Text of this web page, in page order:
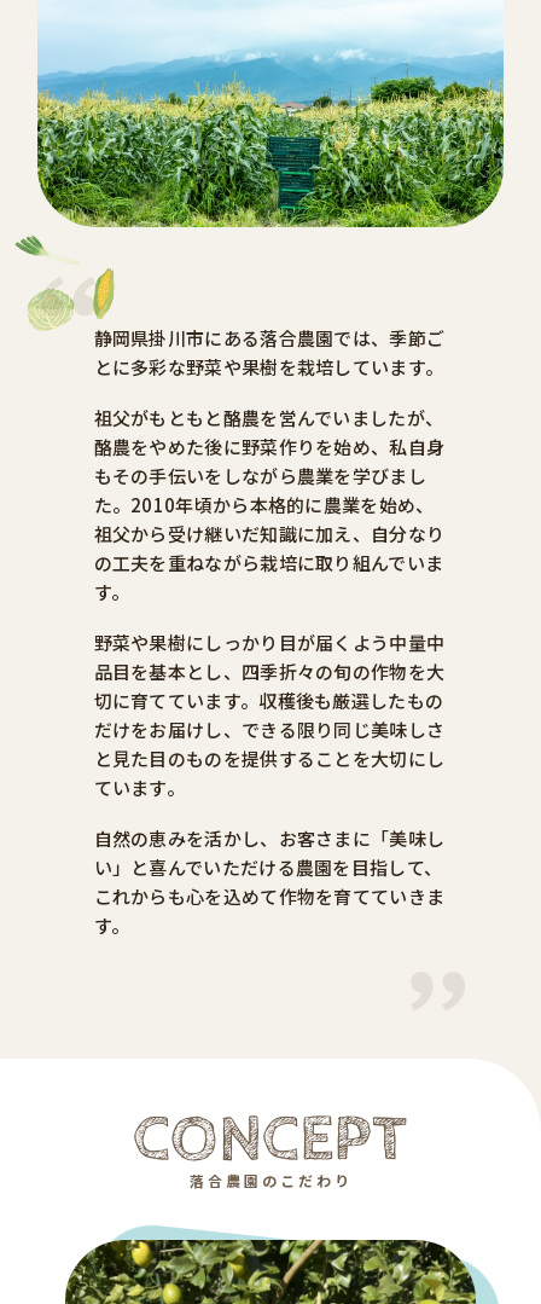
静岡県掛川市にある落合農園では、季節ご
とに多彩な野菜や果樹を栽培しています。
祖父がもともと酪農を営んでいましたが、
酪農をやめた後に野菜作りを始め、私自身
もその手伝いをしながら農業を学びまし
た。2010年頃から本格的に農業を始め、
祖父から受け継いだ知識に加え、自分なり
の工夫を重ねながら栽培に取り組んでいま
す。
野菜や果樹にしっかり目が届くよう中量中
品目を基本とし、四季折々の旬の作物を大
切に育てています。収穫後も厳選したもの
だけをお届けし、できる限り同じ美味しさ
と見た目のものを提供することを大切にし
ています。
自然の恵みを活かし、お客さまに「美味し
い」と喜んでいただける農園を目指して、
これからも心を込めて作物を育てていきま
す。
CONCEPT
落合農園のこだわり